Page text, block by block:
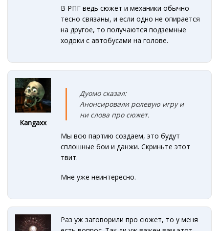
В РПГ ведь сюжет и механики обычно
тесно связаны, и если одно не опирается
на другое, то получаются подземные
ходоки с автобусами на голове.
Kangaxx
Дуомо сказал:
Анонсировали ролевую игру и
ни слова про сюжет.
Мы всю партию создаем, это будут
сплошные бои и данжи. Скриньте этот
твит.
Мне уже неинтересно.
Раз уж заговорили про сюжет, то у меня